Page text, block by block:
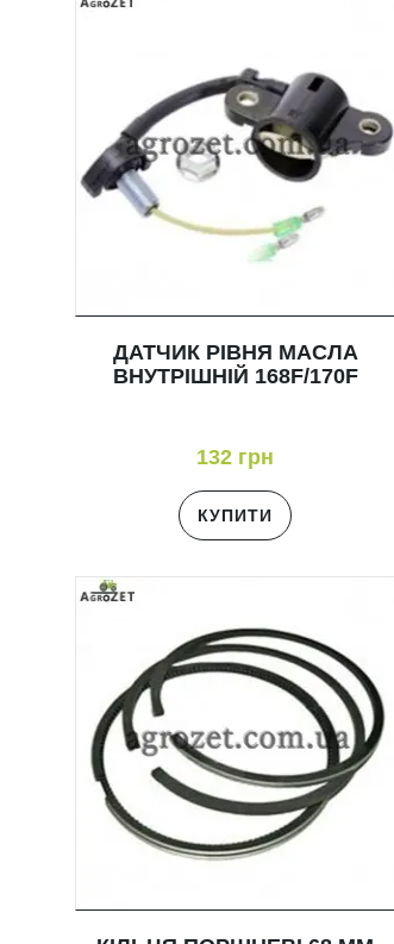
ДАТЧИК РІВНЯ МАСЛА
ВНУТРІШНІЙ 168F/170F
132 грн
КУПИТИ